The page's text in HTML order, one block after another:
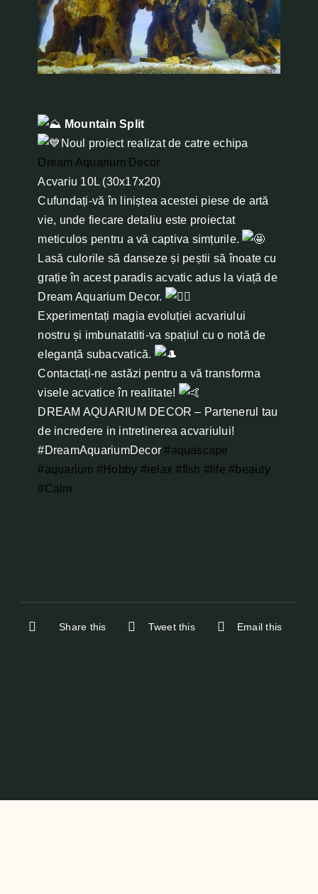
Mountain Split
Noul proiect realizat de catre echipa
Dream Aquarium Decor
Acvariu 10L (30x17x20)
Cufundați-vă în liniștea acestei piese de artă
vie, unde fiecare detaliu este proiectat
meticulos pentru a vă captiva simțurile.
Lasă culorile să danseze și peștii să înoate cu
grație în acest paradis acvatic adus la viață de
Dream Aquarium Decor.
Experimentați magia evoluției acvariului
nostru și imbunatatiti-va spațiul cu o notă de
eleganță subacvatică.
Contactați-ne astăzi pentru a vă transforma
visele acvatice în realitate!
DREAM AQUARIUM DECOR – Partenerul tau
de incredere in intretinerea acvariului!
#DreamAquariumDecor#aquascape
#aquarium #Hobby #relax #fish #life #beauty
#Calm
Share this Tweet this Email this